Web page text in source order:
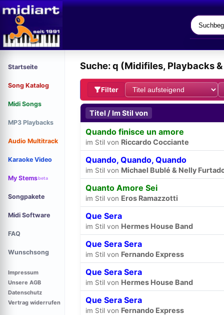
Startseite
Song Katalog
Midi Songs
MP3 Playbacks
Audio Multitrack
Karaoke Video
My Stemsbeta
Songpakete
Midi Software
FAQ
Wunschsong
Impressum
Unsere AGB
Datenschutz
Vertrag widerrufen
Suche: q (Midifiles, Playbacks
Filter
Titel / Im Stil von
Quando finisce un amore
im Stil von Riccardo Cocciante
Quando, Quando, Quando
im Stil von Michael Bublé & Nelly
Quanto Amore Sei
im Stil von Eros Ramazzotti
Que Sera
im Stil von Hermes House Band
Que Sera Sera
im Stil von Fernando Express
Que Sera Sera
im Stil von Hermes House Band
Que Sera Sera
im Stil von Fernando Express